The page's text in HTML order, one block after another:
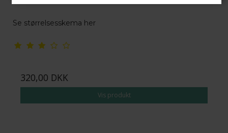
Se størrelsesskema her
320,00 DKK
Vis produkt